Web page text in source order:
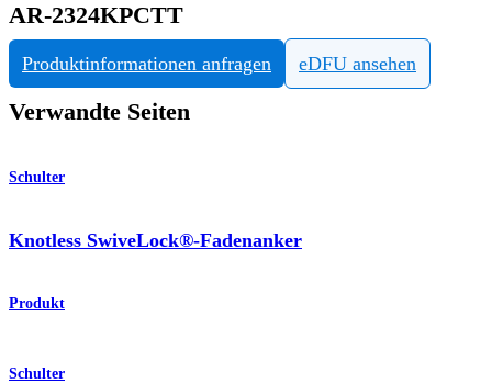
AR-2324KPCTT
Produktinformationen anfragen eDFU ansehen
Verwandte Seiten
Schulter
Knotless SwiveLock®-Fadenanker
Produkt
Schulter